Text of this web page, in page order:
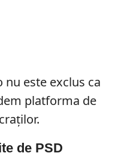
este exclus ca
platforma de
de PSD